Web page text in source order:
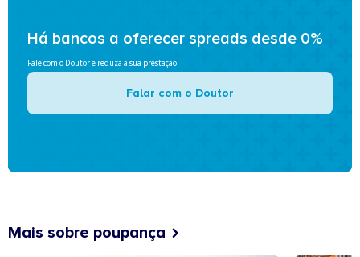
Há bancos a oferecer spreads desde 0%
Fale com o Doutor e reduza a sua prestação
Falar com o Doutor
Mais sobre poupança